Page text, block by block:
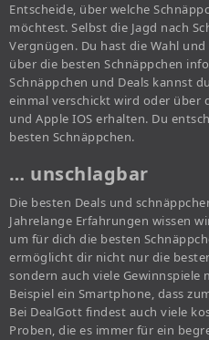
Entscheide, über welche
möchtest. Selbst die Jagd nach
Vergnügen. Du hast die Wahl
über die besten Schnäppchen
Schnäppchen und Deals kannst
einmal verschickt wird oder über
und Apple IOS erhalten. Du
besten Schnäppchen.
… unschlagbar
Die besten Deals und
Jahrelange Erfahrungen wissen
um für dich die besten
ermöglicht dir nicht nur die
sondern auch viele Gewinnspiele
Beispiel ein Smartphone, dass
Bei DealGott findest auch viele
Proben, die es immer für ein